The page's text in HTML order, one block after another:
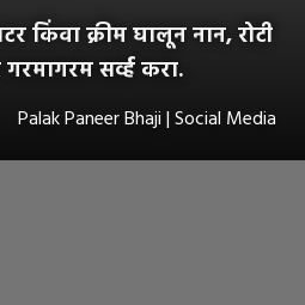
किंवा क्रीम घालून नान, रोटी
सर्व्ह करा.
Palak Paneer Bhaji | Social Media